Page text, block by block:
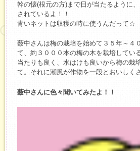
幹の懐(根元の方)まで日が当たるように
されているよ！！
青いネットは収穫の時に使うんだって☆
薮中さんは梅の栽培を始めて３５年～４
て、約３０００本の梅の木を栽培してい
当たりも良く、水はけも良いから梅の栽
て。それに潮風が作物を一段とおいしく
薮中さんに色々聞いてみたよ！！